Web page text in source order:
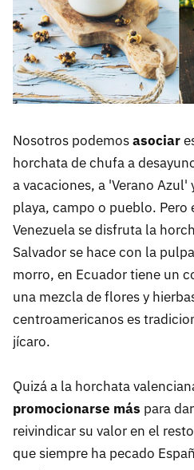
Nosotros podemosasociar
horchata de chufa a
a vacaciones, a 'Verano
playa, campo o pueblo. Pero
Venezuela se disfruta la
Salvador se hace con la
morro, en Ecuador tiene un
una mezcla de flores y
centroamericanos es
jícaro.
Quizá a la horchata
promocionarse más para
reivindicar su valor en el
que siempre ha pecado